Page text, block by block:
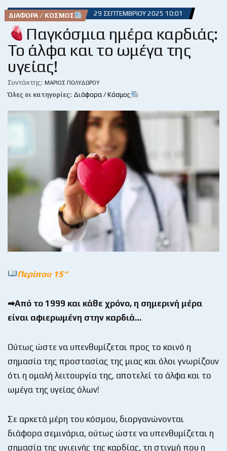
ΔΙΆΦΟΡΑ / ΚΌΣΜΟΣ 29 ΣΕΠΤΕΜΒΡΊΟΥ 2025 10:01
Παγκόσμια ημέρα καρδιάς:
Το άλφα και το ωμέγα της
υγείας!
Συντάκτης: ΜΆΡΙΟΣ ΠΟΛΥΔΏΡΟΥ
Όλες οι κατηγορίες: Διάφορα / Κόσμος
Περίπου 15“
➡Από το 1999 και κάθε χρόνο, η σημερινή μέρα
είναι αφιερωμένη στην καρδιά…
Ούτως ώστε να υπενθυμίζεται προς το κοινό η
σημασία της προστασίας της μιας και όλοι γνωρίζουν
ότι η ομαλή λειτουργία της, αποτελεί το άλφα και το
ωμέγα της υγείας όλων!
Σε αρκετά μέρη του κόσμου, διοργανώνονται
διάφορα σεμινάρια, ούτως ώστε να υπενθυμίζεται η
σημασία της υγιεινής της καρδίας, τη στιγμή που η